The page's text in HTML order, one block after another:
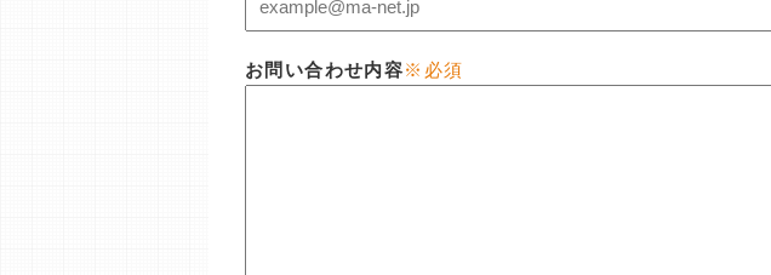
お問い合わせ内容※必須